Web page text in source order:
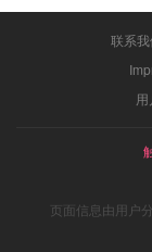
联系我
页面信息由用户